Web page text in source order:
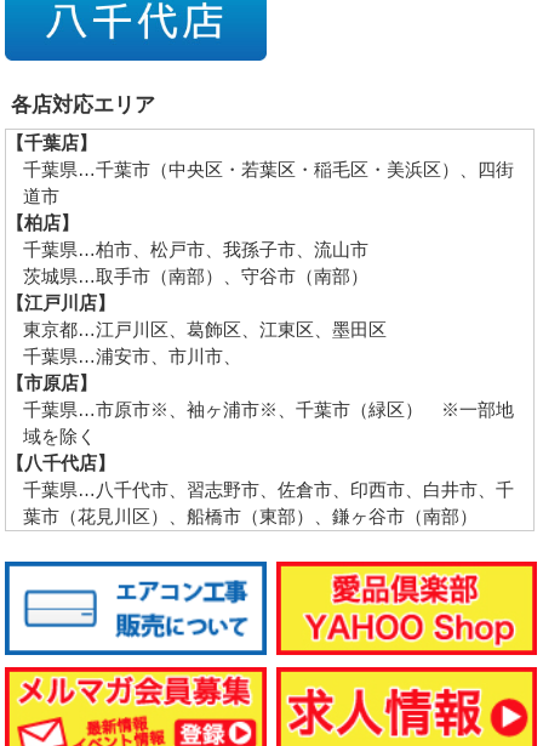
各店対応エリア
【千葉店】
千葉県…千葉市（中央区・若葉区・稲毛区・美浜区）、四街
道市
【柏店】
千葉県…柏市、松戸市、我孫子市、流山市
茨城県…取手市（南部）、守谷市（南部）
【江戸川店】
東京都…江戸川区、葛飾区、江東区、墨田区
千葉県…浦安市、市川市、
【市原店】
千葉県…市原市※、袖ヶ浦市※、千葉市（緑区） ※一部地
域を除く
【八千代店】
千葉県…八千代市、習志野市、佐倉市、印西市、白井市、千
葉市（花見川区）、船橋市（東部）、鎌ヶ谷市（南部）